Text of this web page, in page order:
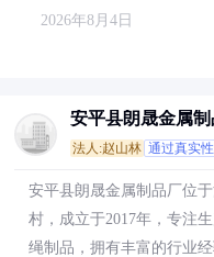
2026年8月4日
安平县朗晟金属
法人:赵山林 通过真实
安平县朗晟金属制品厂位
村，成立于2017年，专注
绳制品，拥有丰富的行业